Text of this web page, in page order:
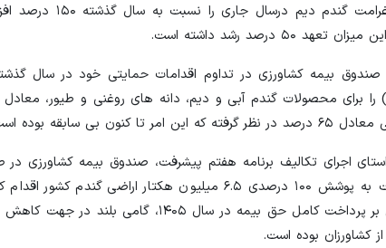
سطح تعهد پرداخت غرامت گندم دیم
۵۰ درصد رشد داشته است.
صندوق بیمه کشاورزی در تداوم اقدامات حمایتی خود در سال
بی سابقه بوده است.
اجرای تکالیف برنامه هفتم پیشرفت، صندوق بیمه کشاورزی در
فراگیر تمام‌خطر» نسبت به پوشش ۱۰۰ درصدی ۶.۵ میلیون هکتار اراضی گندم
کنار اقدام دولت مبنی بر پرداخت کامل حق بیمه در سال ۱۴۰۵، گامی
کشاورزان بوده است.